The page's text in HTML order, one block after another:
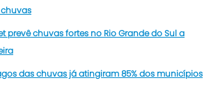
prevê chuvas fortes no Rio Grande do Sul a
das chuvas já atingiram 85% dos municípios